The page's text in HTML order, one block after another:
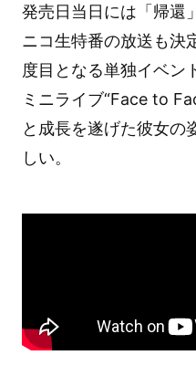
発売日当日には「帰還
ニコ生特番の放送も決
度目となる単独イベン
ミニライブ“Face to
と成長を遂げた彼女の
しい。